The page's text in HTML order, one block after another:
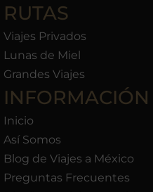
RUTAS
Viajes Privados
Lunas de Miel
Grandes Viajes
INFORMACIÓN
Inicio
Así Somos
Blog de Viajes a México
Preguntas Frecuentes